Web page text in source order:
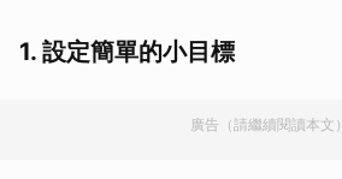
1. 設定簡單的小目標
廣告（請繼續閱讀本文）